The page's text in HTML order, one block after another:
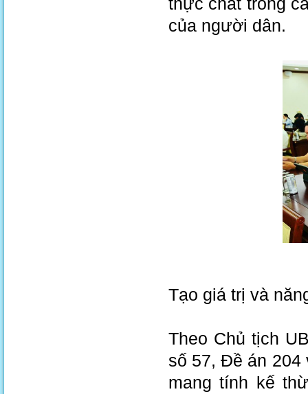
của người dân.
Tạo giá trị và
Theo Chủ tịch
số 57, Đề án 204
mang tính kế